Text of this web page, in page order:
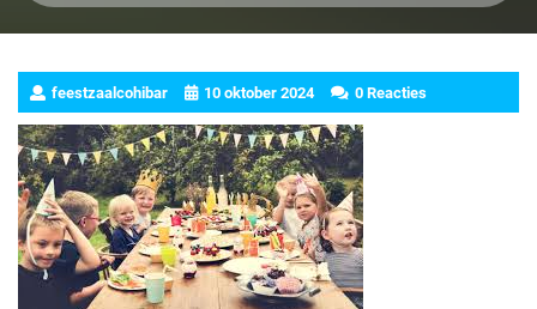
feestzaalcohibar 10 oktober 2024 0 Reacties